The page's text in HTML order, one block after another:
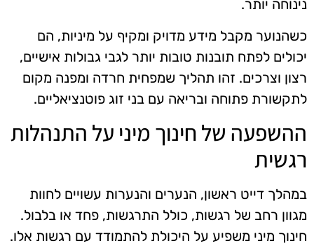
נינוחה יותר.
כשהנוער מקבל מידע מדויק ומקיף על מיניות, הם
יכולים לפתח תובנות טובות יותר לגבי גבולות אישיים,
רצון וצרכים. זהו תהליך שמפחית חרדה ומפנה מקום
לתקשורת פתוחה ובריאה עם בני זוג פוטנציאליים.
ההשפעה של חינוך מיני על התנהלות
רגשית
במהלך דייט ראשון, הנערים והנערות עשויים לחוות
מגוון רחב של רגשות, כולל התרגשות, פחד או בלבול.
חינוך מיני משפיע על היכולת להתמודד עם רגשות אלו.